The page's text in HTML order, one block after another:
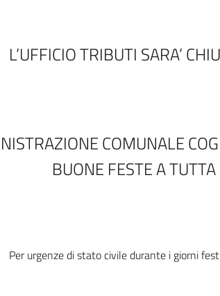
L’UFFICIO TRIBUTI SARA’
COMUNALE
BUONE FESTE A
Per urgenze di stato civile durante i giorni